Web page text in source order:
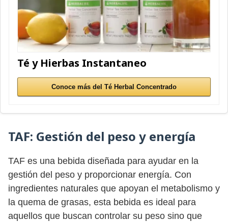
Té y Hierbas Instantaneo
Conoce más del Té Herbal Concentrado
TAF: Gestión del peso y energía
TAF es una bebida diseñada para ayudar en la
gestión del peso y proporcionar energía. Con
ingredientes naturales que apoyan el metabolismo y
la quema de grasas, esta bebida es ideal para
aquellos que buscan controlar su peso sino que